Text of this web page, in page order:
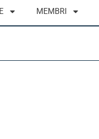
MEMBRI